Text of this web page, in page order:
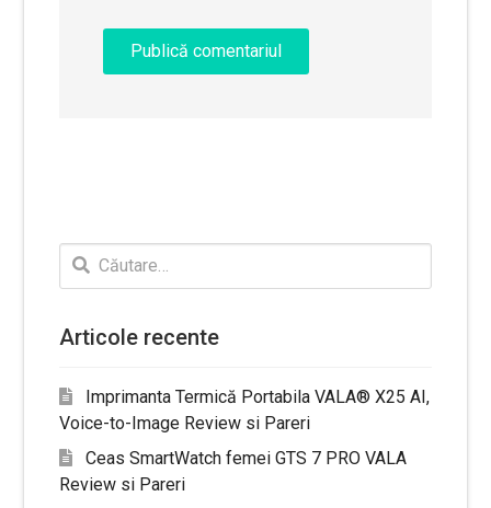
Caută
după:
Articole recente
Imprimanta Termică Portabila VALA® X25 AI,
Voice-to-Image Review si Pareri
Ceas SmartWatch femei GTS 7 PRO VALA
Review si Pareri